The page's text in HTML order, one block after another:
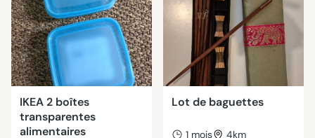
IKEA 2 boîtes
transparentes
alimentaires
Lot de baguettes
1 mois 4km